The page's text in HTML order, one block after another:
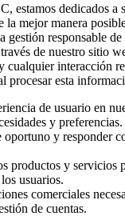
estamos dedicados a
la mejor manera
gestión responsable
de nuestro sitio
cualquier interacción
procesar esta
de usuario en
y preferencias.
y responder
productos y servicios
usuarios.
comerciales
de cuentas.